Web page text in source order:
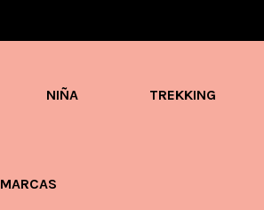
NIÑA TREKKING
MARCAS